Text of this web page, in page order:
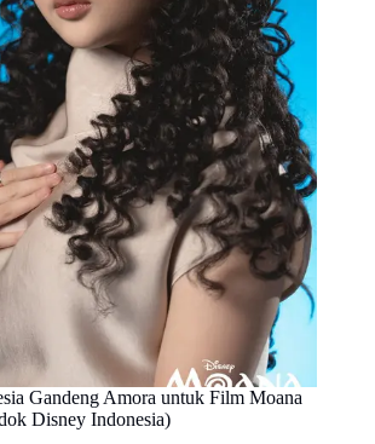
Gandeng Amora untuk Film Moana
Disney Indonesia)